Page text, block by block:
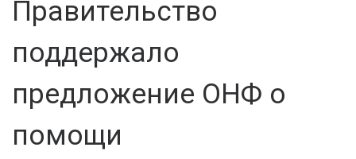
Правительство
поддержало
предложение ОНФ о
помощи